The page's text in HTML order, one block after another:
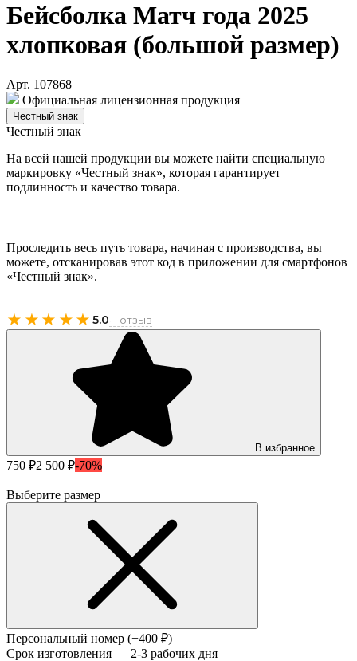
Бейсболка Матч года 2025
хлопковая (большой размер)
Арт. 107868
Официальная лицензионная продукция
Честный знак
Честный знак
На всей нашей продукции вы можете найти специальную
маркировку «Честный знак», которая гарантирует
подлинность и качество товара.
Проследить весь путь товара, начиная с производства, вы
можете, отсканировав этот код в приложении для смартфонов
«Честный знак».
★★★★★ 5.0· 1 отзыв
В избранное
750 ₽2 500 ₽-70%
Выберите размер
Персональный номер (+400 ₽)
Срок изготовления — 2-3 рабочих дня